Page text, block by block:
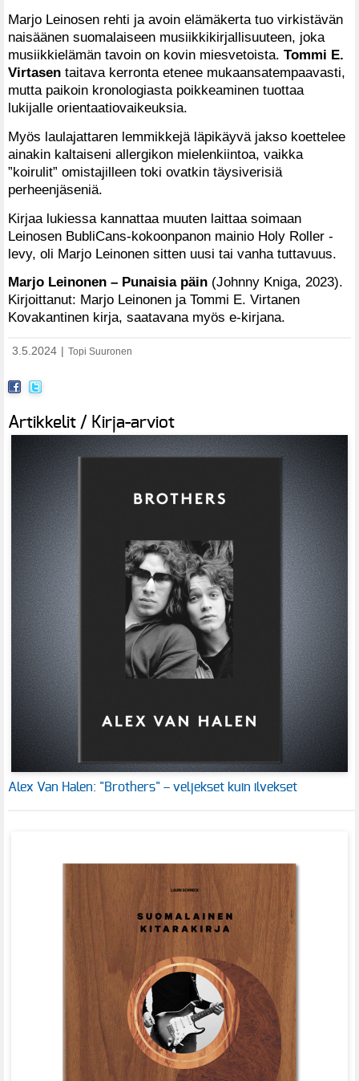
Marjo Leinosen rehti ja avoin elämäkerta tuo virkistävän
naisäänen suomalaiseen musiikkikirjallisuuteen, joka
musiikkielämän tavoin on kovin miesvetoista. Tommi E.
Virtasen taitava kerronta etenee mukaansatempaavasti,
mutta paikoin kronologiasta poikkeaminen tuottaa
lukijalle orientaatiovaikeuksia.
Myös laulajattaren lemmikkejä läpikäyvä jakso koettelee
ainakin kaltaiseni allergikon mielenkiintoa, vaikka
”koirulit” omistajilleen toki ovatkin täysiverisiä
perheenjäseniä.
Kirjaa lukiessa kannattaa muuten laittaa soimaan
Leinosen BubliCans-kokoonpanon mainio Holy Roller -
levy, oli Marjo Leinonen sitten uusi tai vanha tuttavuus.
Marjo Leinonen – Punaisia päin (Johnny Kniga, 2023).
Kirjoittanut: Marjo Leinonen ja Tommi E. Virtanen
Kovakantinen kirja, saatavana myös e-kirjana.
3.5.2024 Topi Suuronen
Artikkelit / Kirja-arviot
Alex Van Halen: "Brothers" – veljekset kuin ilvekset